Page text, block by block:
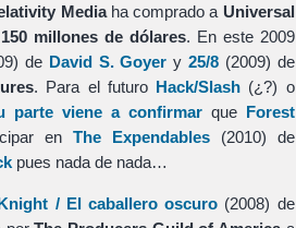
Mediaha comprado a Universal
150 millones de dólares. En este 2009
de David S. Goyer y25/8 (2009) de
. Para el futuro Hack/Slash (¿?) o
parte viene a confirmarque Forest
enThe Expendables(2010) de
pues nada de nada…
/ El caballero oscuro (2008) de